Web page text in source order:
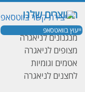
המוצרים שלנו
מנגנונים לניאגרה
מצופים לניאגרה
אטמים וגומיות
לחצנים לניאגרה
ייעוץ בוואטסאפ